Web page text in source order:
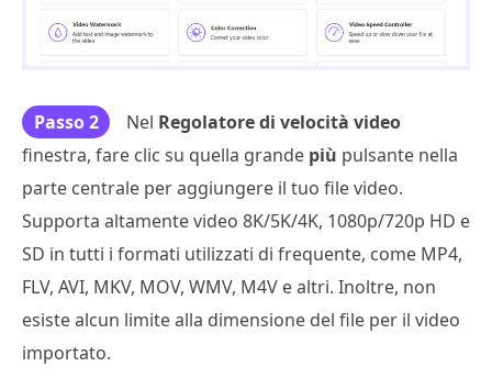
Passo 2 Nel Regolatore di velocità video
finestra, fare clic su quella grande più pulsante nella
parte centrale per aggiungere il tuo file video.
Supporta altamente video 8K/5K/4K, 1080p/720p HD e
SD in tutti i formati utilizzati di frequente, come MP4,
FLV, AVI, MKV, MOV, WMV, M4V e altri. Inoltre, non
esiste alcun limite alla dimensione del file per il video
importato.